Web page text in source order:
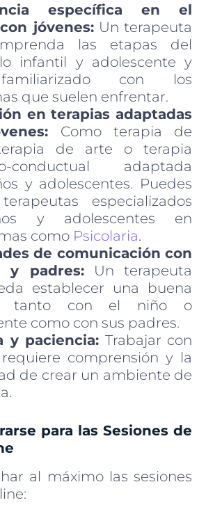
específica en el
jóvenes:Un terapeuta
las etapas del
infantil y adolescente y
con los
que suelen enfrentar.
en terapias adaptadas
Como terapia de
de arte o terapia
conductual adaptada
y adolescentes. Puedes
especializados
y adolescentes en
como Psicolaria.
de comunicación con
y padres:Un terapeuta
establecer una buena
tanto con el niño o
como con sus padres.
y paciencia: Trabajar con
requiere comprensión y la
de crear un ambiente de
para las Sesiones de
al máximo las sesiones